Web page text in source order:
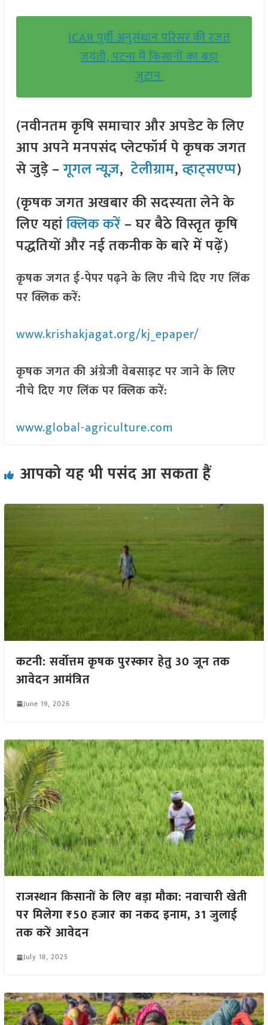
ICAR पूर्वी अनुसंधान परिसर की रजत
जयंती, पटना में किसानों का बड़ा
जुटान
(नवीनतम कृषि समाचार और अपडेट के लिए
आप अपने मनपसंद प्लेटफॉर्म पे कृषक जगत
से जुड़े –गूगल न्यूज़,टेलीग्राम,व्हाट्सएप्प)
(कृषक जगत अखबार की सदस्यता लेने के
लिए यहांक्लिक करें– घर बैठे विस्तृत कृषि
पद्धतियों और नई तकनीक के बारे में पढ़ें)
कृषक जगत ई-पेपर पढ़ने के लिए नीचे दिए गए लिंक
पर क्लिक करें:
www.krishakjagat.org/kj_epaper/
कृषक जगत की अंग्रेजी वेबसाइट पर जाने के लिए
नीचे दिए गए लिंक पर क्लिक करें:
www.global-agriculture.com
आपको यह भी पसंद आ सकता हैं
कटनी: सर्वोत्तम कृषक पुरस्कार हेतु 30 जून तक
आवेदन आमंत्रित
June 19, 2026
राजस्थान किसानों के लिए बड़ा मौका: नवाचारी खेती
पर मिलेगा ₹50 हजार का नकद इनाम, 31 जुलाई
तक करें आवेदन
July 18, 2025